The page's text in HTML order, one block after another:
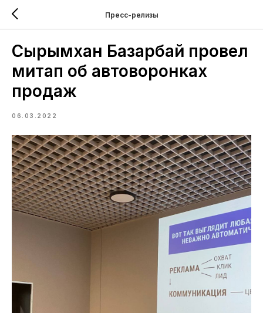
Пресс-релизы
Сырымхан Базарбай провел
митап об автоворонках
продаж
06.03.2022